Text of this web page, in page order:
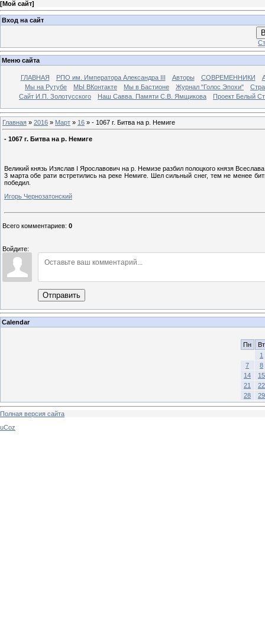
[Мой сайт]
Вход на сайт
Меню сайта
ГЛАВНАЯ РПО им. Императора Александра III Авторы СОВРЕМЕННИКИ
Мы на Рутубе
МЫ ВКонтакте Мы в Бастионе Журнал "Голос Эпохи"
Сайт И.П. Золотусского
Наш Савва. Памяти С.В. Ямщикова Проект Белый
Главная » 2016 » Март » 16 » - 1067 г. Битва на р. Немиге
- 1067 г. Битва на р. Немиге
Великий князь Изяслав I Ярославович на р. Немизе разбил полоцкого князя
3 марта обе рати встретились на реке Немиге. Шел сильный снег, тем не менее
победил.
Игорь Чернозатонский
Всего комментариев: 0
Войдите:
Отправить
Calendar
Пн
Вт
1
7
8
14
15
21
22
28
29
Полная версия сайта
uCoz